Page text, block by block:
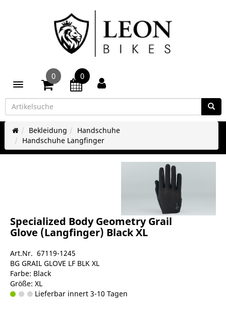
Toggle navigation
0 0
Bekleidung
Handschuhe
Handschuhe Langfinger
Specialized Body Geometry Grail
Glove (Langfinger) Black XL
Art.Nr. 67119-1245
BG GRAIL GLOVE LF BLK XL
Farbe: Black
Größe: XL
Lieferbar innert 3-10 Tagen